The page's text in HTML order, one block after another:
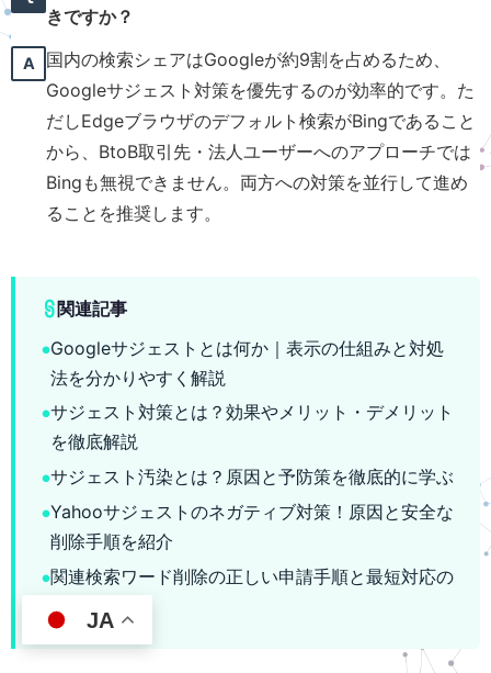
きですか？
国内の検索シェアはGoogleが約9割を占めるため、
Googleサジェスト対策を優先するのが効率的です。た
だしEdgeブラウザのデフォルト検索がBingであること
から、BtoB取引先・法人ユーザーへのアプローチでは
Bingも無視できません。両方への対策を並行して進め
ることを推奨します。
関連記事
Googleサジェストとは何か｜表示の仕組みと対処
法を分かりやすく解説
サジェスト対策とは？効果やメリット・デメリット
を徹底解説
サジェスト汚染とは？原因と予防策を徹底的に学ぶ
Yahooサジェストのネガティブ対策！原因と安全な
削除手順を紹介
関連検索ワード削除の正しい申請手順と最短対応の
進め方
JA